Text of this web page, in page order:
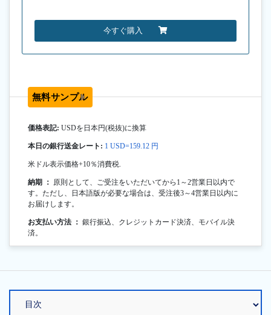
今すぐ購入
無料サンプル
価格表記: USDを日本円(税抜)に換算
本日の銀行送金レート: 1 USD=159.12 円
米ドル表示価格+10％消費税.
納期 ： 原則として、ご受注をいただいてから1～2営業日以内で
す。ただし、日本語版が必要な場合は、受注後3～4営業日以内に
お届けします。
お支払い方法 ： 銀行振込、クレジットカード決済、モバイル決
済。